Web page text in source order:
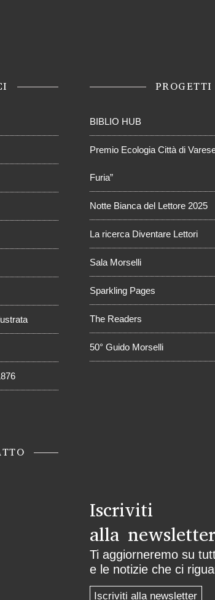
PROGETTI
BIBLIO HUB
Premio Ecologia Città di
Furia”
Notte Bianca del Lettore 2025
La ricerca Diventare Lettori
Sala Morselli
Sparkling Pages
The Readers
50° Guido Morselli
Iscriviti
alla newsletter
Ti aggiorneremo su
e le notizie che ci
Iscriviti alla newsletter